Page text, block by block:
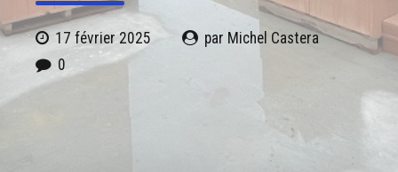
17 février 2025
par Michel Castera
0